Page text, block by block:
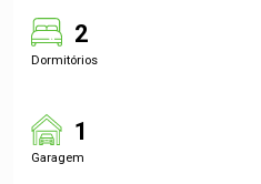
2
Dormitórios
1
Garagem